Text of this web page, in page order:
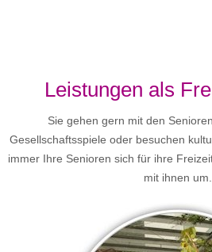
Leistungen als
Sie gehen gern mit den
Gesellschaftsspiele oder besuchen
immer Ihre Senioren sich für ihre
mit ihnen um.